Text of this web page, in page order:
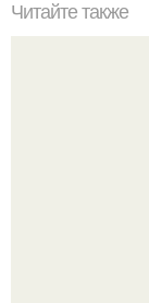
Читайте также